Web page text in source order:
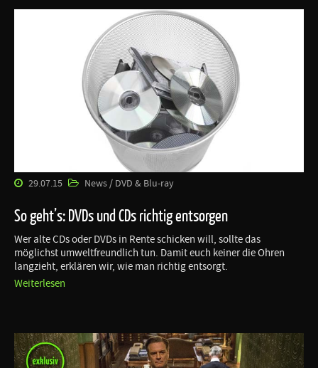
29.07.15 News / DVD & Blu-ray
So geht’s: DVDs und CDs richtig entsorgen
Wer alte CDs oder DVDs in Rente schicken will, sollte das
möglichst umweltfreundlich tun. Damit euch keiner die Ohren
langzieht, erklären wir, wie man richtig entsorgt.
Weiterlesen